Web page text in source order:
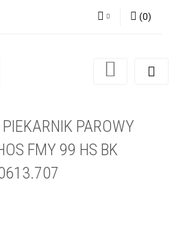
Zarejestruj się
(0)
PAROWY
FMY 99 HS BK